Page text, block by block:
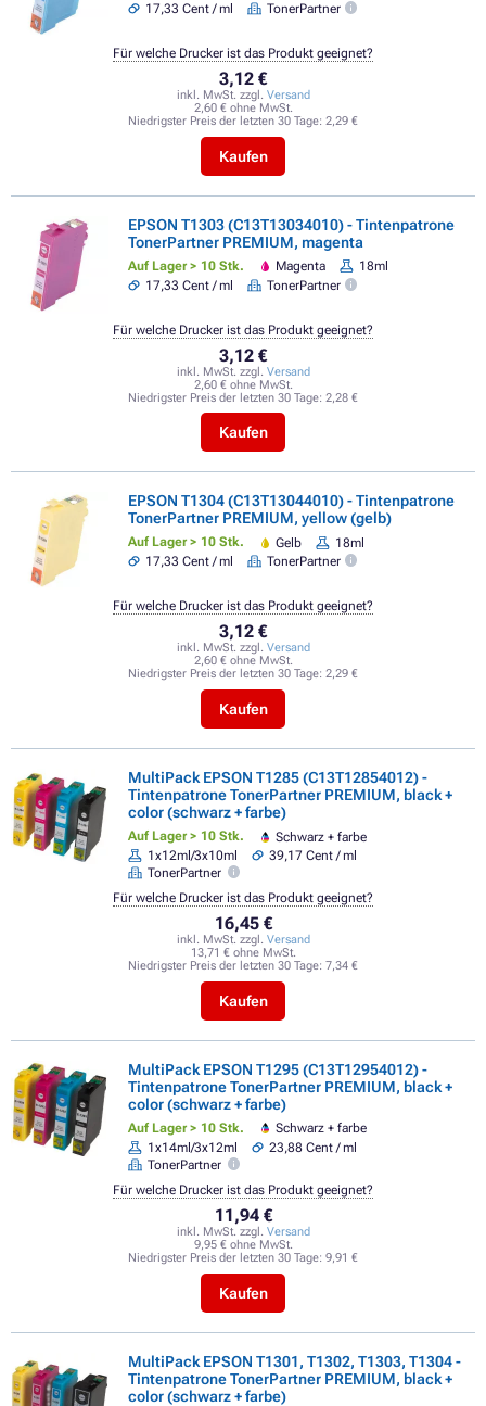
17,33 Cent / ml
TonerPartner
3,12 €
inkl. MwSt. zzgl. Versand
2,60 € ohne MwSt.
Niedrigster Preis der letzten 30 Tage: 2,29 €
Kaufen
Für welche Drucker ist das Produkt geeignet?
EPSON T1303 (C13T13034010) - Tintenpatrone
TonerPartner PREMIUM, magenta
Auf Lager > 10 Stk. Magenta
18ml
17,33 Cent / ml
TonerPartner
3,12 €
inkl. MwSt. zzgl. Versand
2,60 € ohne MwSt.
Niedrigster Preis der letzten 30 Tage: 2,28 €
Kaufen
Für welche Drucker ist das Produkt geeignet?
EPSON T1304 (C13T13044010) - Tintenpatrone
TonerPartner PREMIUM, yellow (gelb)
Auf Lager > 10 Stk. Gelb
18ml
17,33 Cent / ml
TonerPartner
3,12 €
inkl. MwSt. zzgl. Versand
2,60 € ohne MwSt.
Niedrigster Preis der letzten 30 Tage: 2,29 €
Kaufen
Für welche Drucker ist das Produkt geeignet?
MultiPack EPSON T1285 (C13T12854012) -
Tintenpatrone TonerPartner PREMIUM, black +
color (schwarz + farbe)
Auf Lager > 10 Stk.
Schwarz + farbe
1x12ml/3x10ml
39,17 Cent / ml
TonerPartner
16,45 €
inkl. MwSt. zzgl. Versand
13,71 € ohne MwSt.
Niedrigster Preis der letzten 30 Tage: 7,34 €
Kaufen
Für welche Drucker ist das Produkt geeignet?
MultiPack EPSON T1295 (C13T12954012) -
Tintenpatrone TonerPartner PREMIUM, black +
color (schwarz + farbe)
Auf Lager > 10 Stk.
Schwarz + farbe
1x14ml/3x12ml
23,88 Cent / ml
TonerPartner
11,94 €
inkl. MwSt. zzgl. Versand
9,95 € ohne MwSt.
Niedrigster Preis der letzten 30 Tage: 9,91 €
Kaufen
Für welche Drucker ist das Produkt geeignet?
MultiPack EPSON T1301, T1302, T1303, T1304 -
Tintenpatrone TonerPartner PREMIUM, black +
color (schwarz + farbe)